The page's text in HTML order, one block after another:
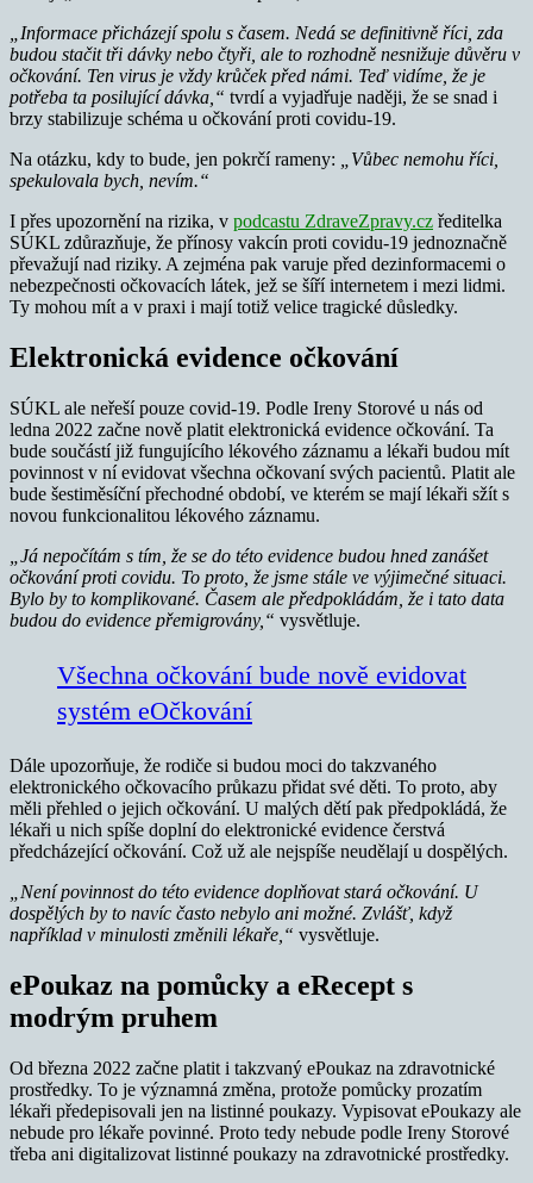
„Informace přicházejí spolu s časem. Nedá se definitivně říci, zda
budou stačit tři dávky nebo čtyři, ale to rozhodně nesnižuje důvěru v
očkování. Ten virus je vždy krůček před námi. Teď vidíme, že je
potřeba ta posilující dávka,“ tvrdí a vyjadřuje naději, že se snad i
brzy stabilizuje schéma u očkování proti covidu-19.
Na otázku, kdy to bude, jen pokrčí rameny: „Vůbec nemohu říci,
spekulovala bych, nevím.“
I přes upozornění na rizika, v podcastu ZdraveZpravy.cz ředitelka
SÚKL zdůrazňuje, že přínosy vakcín proti covidu-19 jednoznačně
převažují nad riziky. A zejména pak varuje před dezinformacemi o
nebezpečnosti očkovacích látek, jež se šíří internetem i mezi lidmi.
Ty mohou mít a v praxi i mají totiž velice tragické důsledky.
Elektronická evidence očkování
SÚKL ale neřeší pouze covid-19. Podle Ireny Storové u nás od
ledna 2022 začne nově platit elektronická evidence očkování. Ta
bude součástí již fungujícího lékového záznamu a lékaři budou mít
povinnost v ní evidovat všechna očkovaní svých pacientů. Platit ale
bude šestiměsíční přechodné období, ve kterém se mají lékaři sžít s
novou funkcionalitou lékového záznamu.
„Já nepočítám s tím, že se do této evidence budou hned zanášet
očkování proti covidu. To proto, že jsme stále ve výjimečné situaci.
Bylo by to komplikované. Časem ale předpokládám, že i tato data
budou do evidence přemigrovány,“ vysvětluje.
Všechna očkování bude nově evidovat
systém eOčkování
Dále upozorňuje, že rodiče si budou moci do takzvaného
elektronického očkovacího průkazu přidat své děti. To proto, aby
měli přehled o jejich očkování. U malých dětí pak předpokládá, že
lékaři u nich spíše doplní do elektronické evidence čerstvá
předcházející očkování. Což už ale nejspíše neudělají u dospělých.
„Není povinnost do této evidence doplňovat stará očkování. U
dospělých by to navíc často nebylo ani možné. Zvlášť, když
například v minulosti změnili lékaře,“ vysvětluje.
ePoukaz na pomůcky a eRecept s
modrým pruhem
Od března 2022 začne platit i takzvaný ePoukaz na zdravotnické
prostředky. To je významná změna, protože pomůcky prozatím
lékaři předepisovali jen na listinné poukazy. Vypisovat ePoukazy ale
nebude pro lékaře povinné. Proto tedy nebude podle Ireny Storové
třeba ani digitalizovat listinné poukazy na zdravotnické prostředky.